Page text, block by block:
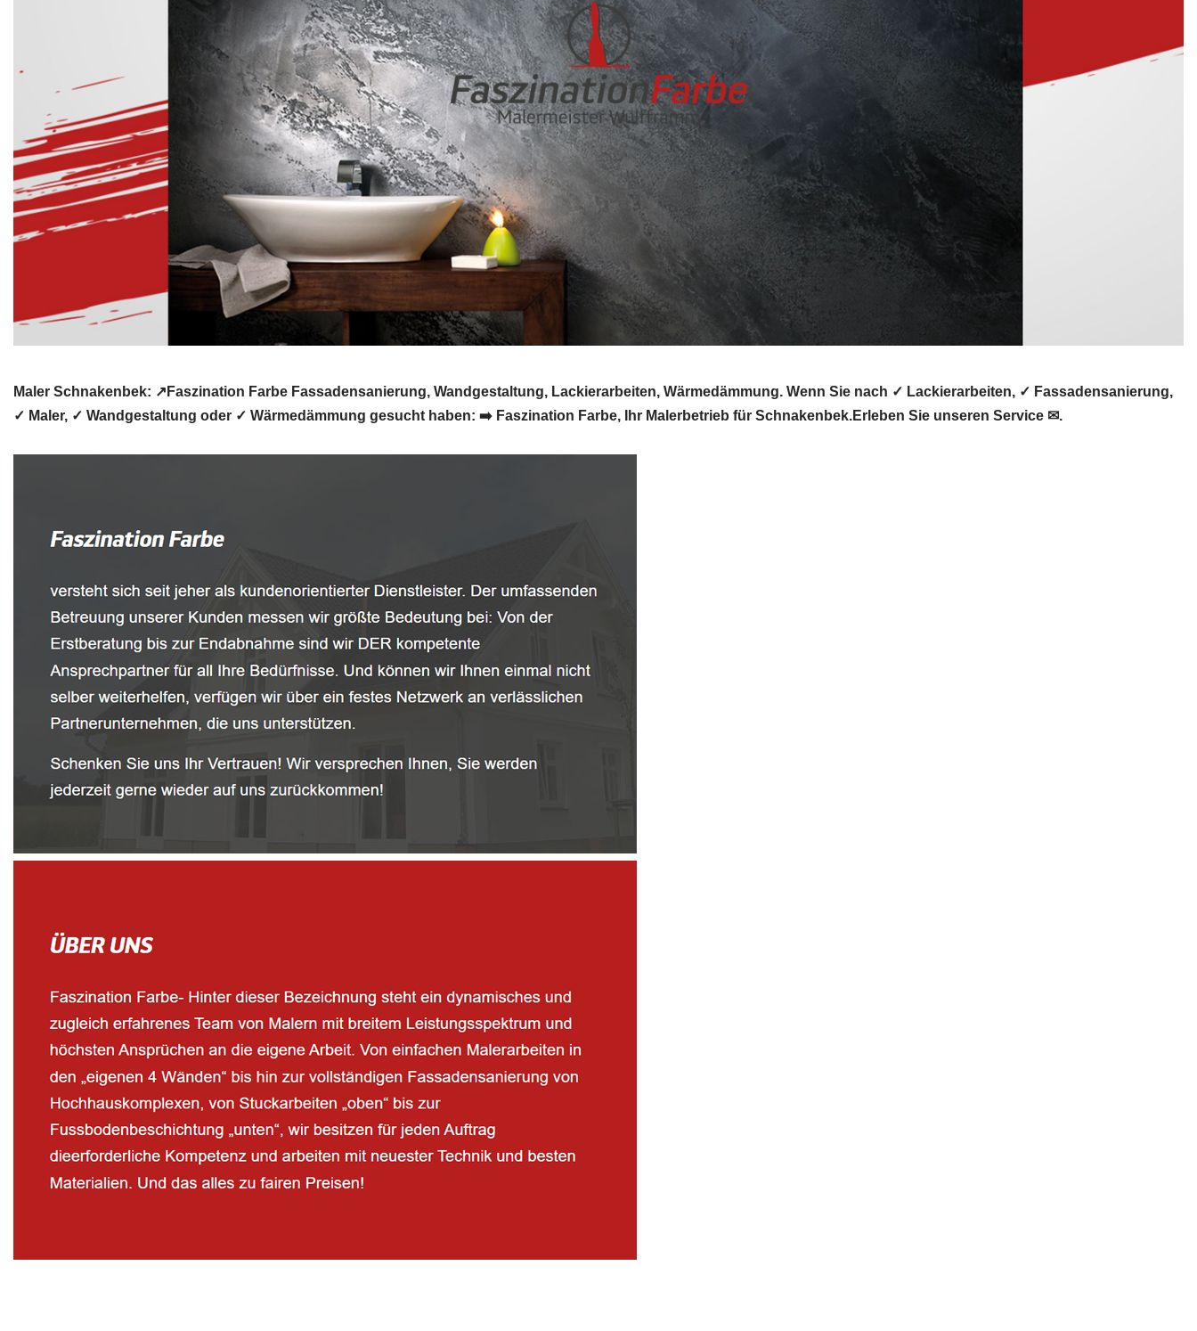
Maler Schnakenbek: ↗️Faszination Farbe Fassadensanierung, Wandgestaltung, Lackierarbeiten, Wärmedämmung. Wenn Sie nach ✓ Lackierarbeiten, ✓ Fassadensanierung,
✓ Maler, ✓ Wandgestaltung oder ✓ Wärmedämmung gesucht haben: ➡️ Faszination Farbe, Ihr Malerbetrieb für Schnakenbek.Erleben Sie unseren Service ✉.